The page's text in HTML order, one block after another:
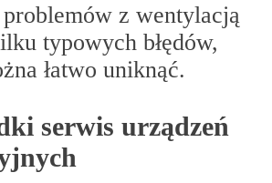
z wentylacją
typowych błędów,
łatwo uniknąć.
serwis urządzeń